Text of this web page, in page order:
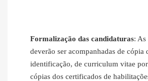
Formalização das candidaturas: As
deverão ser acompanhadas de cópia
identificação, de curriculum vitae
cópias dos certificados de